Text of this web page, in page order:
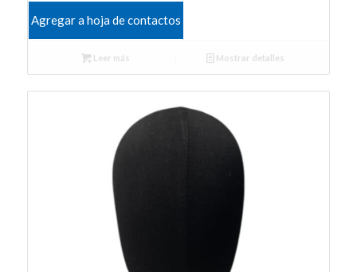
Agregar a hoja de contactos
Leer más Mostrar detalles